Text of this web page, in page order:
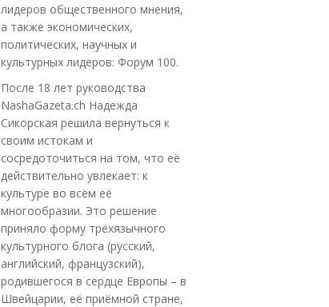
лидеров общественного мнения,
а также экономических,
политических, научных и
культурных лидеров: Форум 100.
После 18 лет руководства
NashaGazeta.ch Надежда
Сикорская решила вернуться к
своим истокам и
сосредоточиться на том, что её
действительно увлекает: к
культуре во всём её
многообразии. Это решение
приняло форму трёхязычного
культурного блога (русский,
английский, французский),
родившегося в сердце Европы – в
Швейцарии, её приёмной стране,